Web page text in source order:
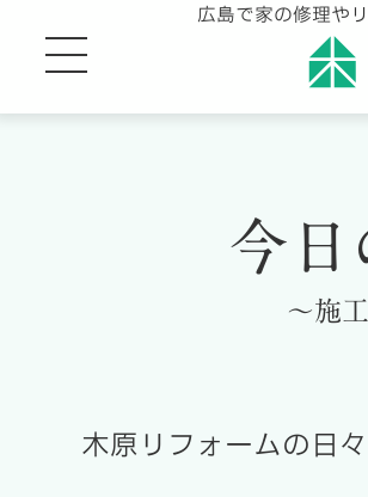
広島で家の修理や
今日
～施
木原リフォームの日